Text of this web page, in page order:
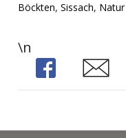
Paper
Böckten,Sissach, Natur
\n
Share
Share